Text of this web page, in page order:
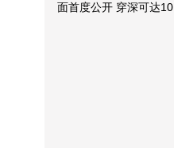
面首度公开 穿深可达10